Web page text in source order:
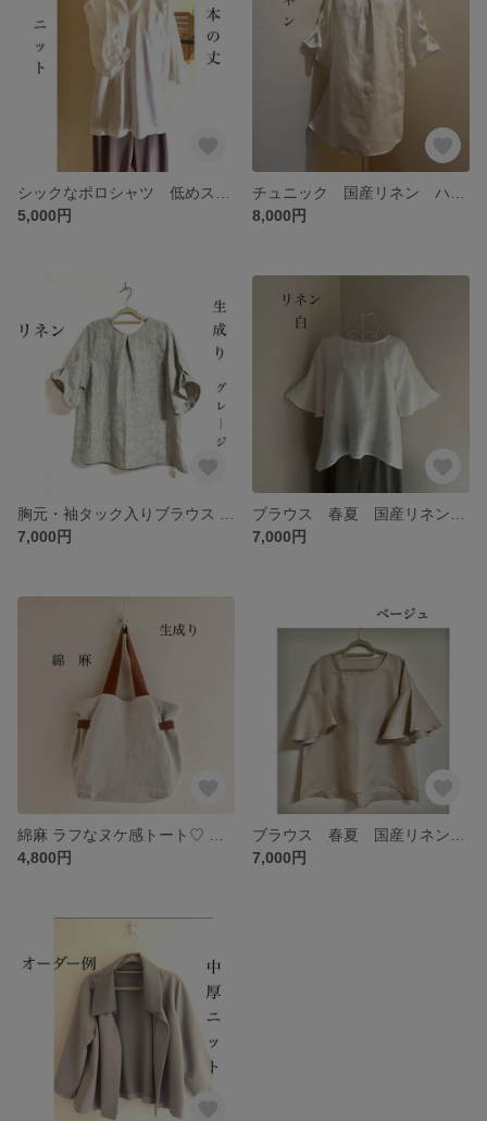
5,000円
8,000円
7,000円
7,000円
4,800円
7,000円